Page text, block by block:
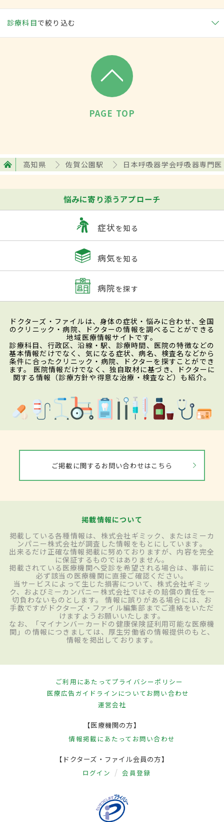
診療科目で絞り込む
PAGE TOP
高知県 佐賀公園駅 日本呼吸器学会呼吸器専門医
悩みに寄り添うアプローチ
症状を知る
病気を知る
病院を探す
ドクターズ・ファイルは、身体の症状・悩みに合わせ、全国
のクリニック・病院、ドクターの情報を調べることができる
地域医療情報サイトです。
診療科目、行政区、沿線・駅、診療時間、医院の特徴などの
基本情報だけでなく、気になる症状、病名、検査名などから
条件に合ったクリニック・病院、ドクターを探すことができ
ます。 医院情報だけでなく、独自取材に基づき、ドクターに
関する情報（診療方針や得意な治療・検査など）も紹介。
ご掲載に関するお問い合わせはこちら
掲載情報について
掲載している各種情報は、株式会社ギミック、またはミーカ
ンパニー株式会社が調査した情報をもとにしています。
出来るだけ正確な情報掲載に努めておりますが、内容を完全
に保証するものではありません。
掲載されている医療機関へ受診を希望される場合は、事前に
必ず該当の医療機関に直接ご確認ください。
当サービスによって生じた損害について、株式会社ギミッ
ク、およびミーカンパニー株式会社ではその賠償の責任を一
切負わないものとします。 情報に誤りがある場合には、お
手数ですがドクターズ・ファイル編集部までご連絡をいただ
けますようお願いいたします。
なお、「マイナンバーカードの健康保険証利用可能な医療機
関」の情報につきましては、厚生労働省の情報提供のもと、
情報を掲出しております。
ご利用にあたってプライバシーポリシー
医療広告ガイドラインについてお問い合わせ
運営会社
【医療機関の方】
情報掲載にあたって お問い合わせ
【ドクターズ・ファイル会員の方】
ログイン 会員登録